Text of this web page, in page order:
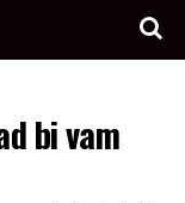
bi vam